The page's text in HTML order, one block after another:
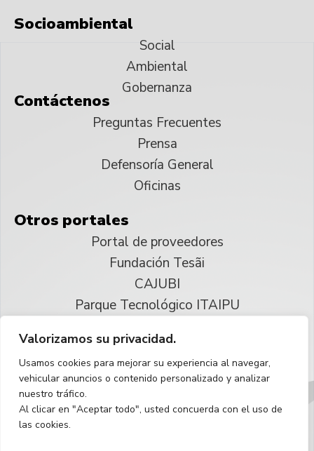
Valorizamos su privacidad.
Usamos cookies para mejorar su experiencia al navegar,
vehicular anuncios o contenido personalizado y analizar
nuestro tráfico.
Al clicar en "Aceptar todo", usted concuerda con el uso de
las cookies.
Socioambiental
Social
Ambiental
Gobernanza
Contáctenos
Preguntas Frecuentes
Prensa
Defensoría General
Oficinas
Otros portales
Portal de proveedores
Fundación Tesãi
CAJUBI
Parque Tecnológico ITAIPU
Reservados todos los derechos
Español